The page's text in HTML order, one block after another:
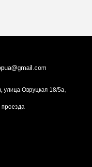
улица Овруцкая 18/5а,
проезда